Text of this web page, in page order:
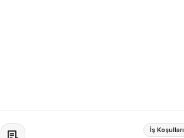
İş Koşulları